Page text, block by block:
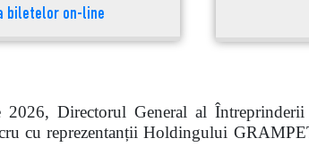
biletelor on-line
Directorul General al
cu reprezentanții Holdingului